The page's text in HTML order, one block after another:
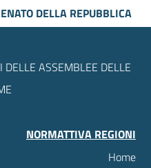
DELLA REPUBBLICA
DELLE ASSEMBLEE DELLE
NORMATTIVA REGIONI
Home